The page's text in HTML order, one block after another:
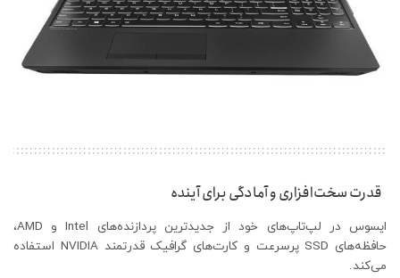
قدرت سخت‌افزاری و آمادگی برای آینده
ایسوس در لپ‌تاپ‌های خود از جدیدترین پردازنده‌های Intel و AMD،
حافظه‌های SSD پرسرعت و کارت‌های گرافیک قدرتمند NVIDIA استفاده
می‌کند.